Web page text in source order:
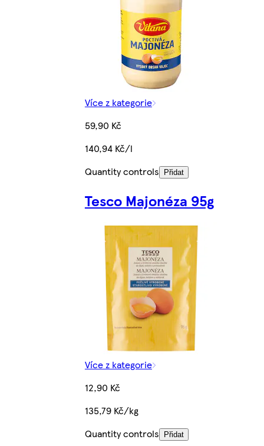
Více z kategorie
59,90 Kč
140,94 Kč/l
Quantity controls
Přidat
Tesco Majonéza 95g
Více z kategorie
12,90 Kč
135,79 Kč/kg
Quantity controls
Přidat